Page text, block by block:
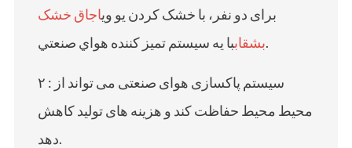
برای دو نفر، با خشک کردن یو ویاجاق خشک
بشقاببا يه سيستم تميز کننده هواي صنعتي.
۲ : سیستم پاکسازی هوای صنعتی می تواند از
محیط محیط حفاظت کند و هزینه های تولید کاهش
دهد.